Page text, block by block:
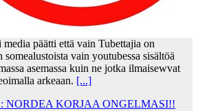
päätti että vain Tubettajia on
vain youtubessa sisältöä
asemassa kuin ne jotka ilmaisewvat
arkeaan. [...]
NORDEA KORJAA ONGELMASI!!